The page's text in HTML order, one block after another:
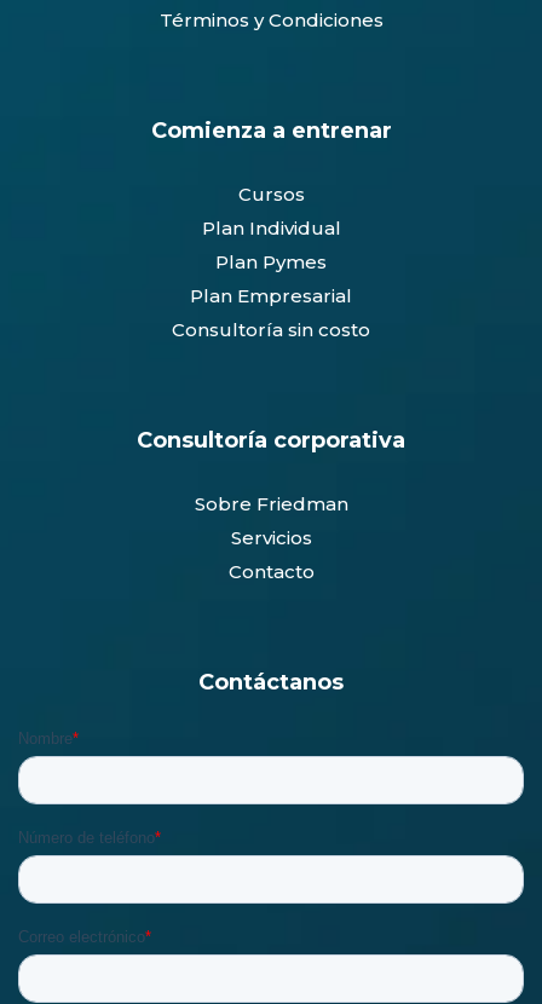
Términos y Condiciones
Comienza a entrenar
Cursos
Plan Individual
Plan Pymes
Plan Empresarial
Consultoría sin costo
Consultoría corporativa
Sobre Friedman
Servicios
Contacto
Contáctanos